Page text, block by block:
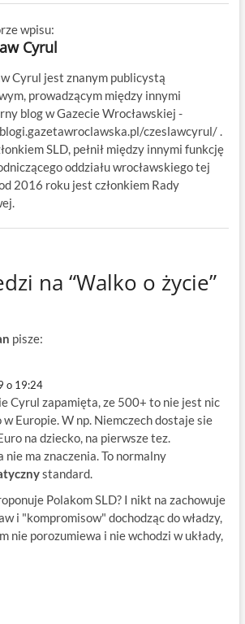
wpisu:
Cyrul
Cyrul jest znanym publicystą
prowadzącym między innymi
blog w Gazecie Wrocławskiej -
czeslawcyrul/ .
SLD, pełnił między innymi funkcję
oddziału wrocławskiego tej
2016 roku jest członkiem Rady
na “Walko o życie”
pisze:
o 19:24
Cyrul zapamięta, ze 500+ to nie jest nic
Europie. W np. Niemczech dostaje sie
na dziecko, na pierwsze tez.
nie ma znaczenia. To normalny
standard.
Polakom SLD? I nikt na zachowuje
i "kompromisow" dochodząc do władzy,
nie porozumiewa i nie wchodzi w układy,